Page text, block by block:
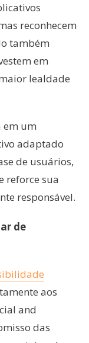
reconhecem
também
em
lealdade
em um
adaptado
de usuários,
reforce sua
responsável.
de
aos
and
das